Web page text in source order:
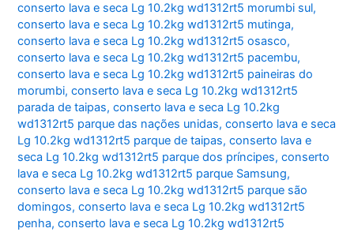
conserto lava e seca Lg 10.2kg wd1312rt5 morumbi sul,
conserto lava e seca Lg 10.2kg wd1312rt5 mutinga,
conserto lava e seca Lg 10.2kg wd1312rt5 osasco,
conserto lava e seca Lg 10.2kg wd1312rt5 pacembu,
conserto lava e seca Lg 10.2kg wd1312rt5 paineiras do
morumbi,conserto lava e seca Lg 10.2kg wd1312rt5
parada de taipas,conserto lava e seca Lg 10.2kg
wd1312rt5 parque das nações unidas,conserto lava e seca
Lg 10.2kg wd1312rt5 parque de taipas,conserto lava e
seca Lg 10.2kg wd1312rt5 parque dos príncipes,conserto
lava e seca Lg 10.2kg wd1312rt5 parque Samsung,
conserto lava e seca Lg 10.2kg wd1312rt5 parque são
domingos,conserto lava e seca Lg 10.2kg wd1312rt5
penha,conserto lava e seca Lg 10.2kg wd1312rt5